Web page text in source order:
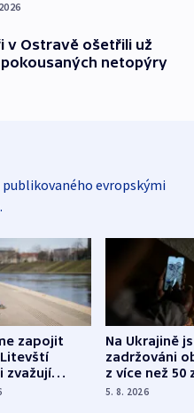
v Ostravě ošetřili už
netopýry
publikovaného evropskými
zapojit
Litevští
zvažují
o
Na Ukrajině
zadržováni
z více než 50
Bojovali na
5. 8. 2026